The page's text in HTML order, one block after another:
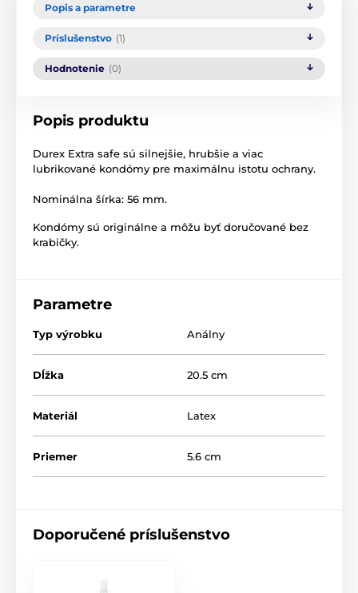
Popis a parametre
Príslušenstvo (1)
Hodnotenie (0)
Popis produktu
Durex Extra safe sú silnejšie, hrubšie a viac
lubrikované kondómy pre maximálnu istotu ochrany.
Nominálna šírka: 56 mm.
Kondómy sú originálne a môžu byť doručované bez
krabičky.
Parametre
Typ výrobku Análny
Dĺžka 20.5 cm
Materiál Latex
Priemer 5.6 cm
Doporučené príslušenstvo